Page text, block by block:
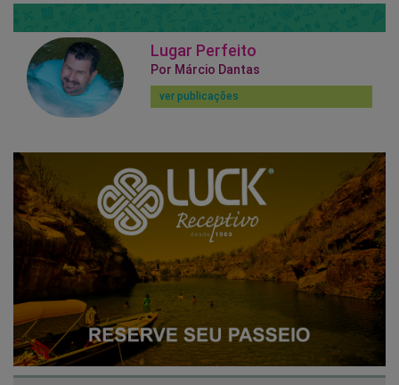
Lugar Perfeito
Por Márcio Dantas
ver publicações